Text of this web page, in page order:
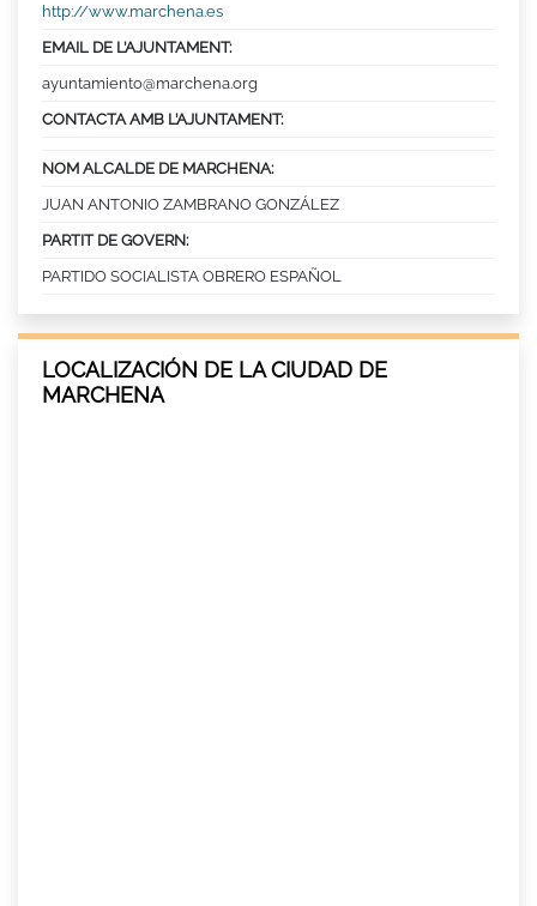
http://www.marchena.es
EMAIL DE L’AJUNTAMENT:
ayuntamiento@marchena.org
CONTACTA AMB L’AJUNTAMENT:
NOM ALCALDE DE MARCHENA:
JUAN ANTONIO ZAMBRANO GONZÁLEZ
PARTIT DE GOVERN:
PARTIDO SOCIALISTA OBRERO ESPAÑOL
LOCALIZACIÓN DE LA CIUDAD DE
MARCHENA